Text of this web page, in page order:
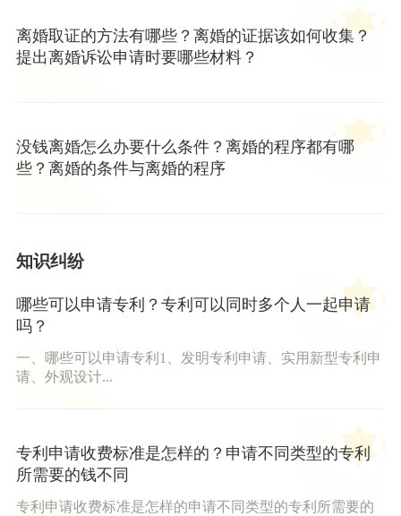
离婚取证的方法有哪些？离婚的证据该如何收集？
提出离婚诉讼申请时要哪些材料？
没钱离婚怎么办要什么条件？离婚的程序都有哪
些？离婚的条件与离婚的程序
知识纠纷
哪些可以申请专利？专利可以同时多个人一起申请
吗？
一、哪些可以申请专利1、发明专利申请、实用新型专利申
请、外观设计...
专利申请收费标准是怎样的？申请不同类型的专利
所需要的钱不同
专利申请收费标准是怎样的申请不同类型的专利所需要的